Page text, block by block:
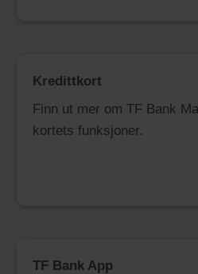
Kredittkort
Finn ut mer om TF Bank
kortets funksjoner.
TF Bank App